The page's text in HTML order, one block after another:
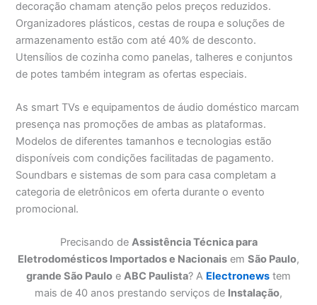
decoração chamam atenção pelos preços reduzidos.
Organizadores plásticos, cestas de roupa e soluções de
armazenamento estão com até 40% de desconto.
Utensílios de cozinha como panelas, talheres e conjuntos
de potes também integram as ofertas especiais.
As smart TVs e equipamentos de áudio doméstico marcam
presença nas promoções de ambas as plataformas.
Modelos de diferentes tamanhos e tecnologias estão
disponíveis com condições facilitadas de pagamento.
Soundbars e sistemas de som para casa completam a
categoria de eletrônicos em oferta durante o evento
promocional.
Precisando de Assistência Técnica para
Eletrodomésticos Importados e Nacionais em São Paulo,
grande São Paulo e ABC Paulista? A Electronews tem
mais de 40 anos prestando serviços de Instalação,